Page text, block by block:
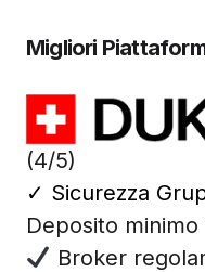
Migliori
(4/5)
✓ Sicurezza
Deposito minimo
Broker